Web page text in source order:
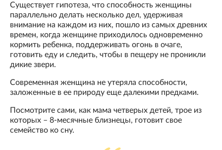
Существует гипотеза, что способность женщины
параллельно делать несколько дел, удерживая
внимание на каждом из них, пошло из самых древних
времен, когда женщине приходилось одновременно
кормить ребенка, поддерживать огонь в очаге,
готовить еду и следить, чтобы в пещеру не проникли
дикие звери.
Современная женщина не утеряла способности,
заложенные в ее природу еще далекими предками.
Посмотрите сами, как мама четверых детей, трое из
которых – 8-месячные близнецы, готовит свое
семейство ко сну.